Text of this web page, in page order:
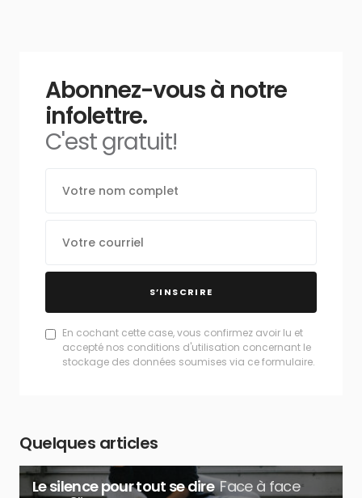
Abonnez-vous à notre
infolettre.
C'est gratuit!
S’INSCRIRE
En cochant cette case, vous confirmez avoir lu et
accepté nos conditions d'utilisation concernant le
stockage des données soumises via ce formulaire.
Quelques articles
Le silence pour tout se dire Face à face